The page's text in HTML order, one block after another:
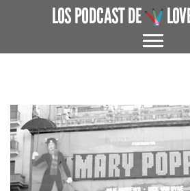
LOS PODCAST DE
CUÉNTAME UN
EL MUSICAL EN
ENTREVISTAS